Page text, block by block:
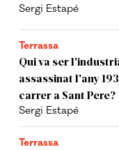
Sergi Estapé
Terrassa
Qui va ser
assassinat l'any
carrer a Sant Pere?
Sergi Estapé
Terrassa